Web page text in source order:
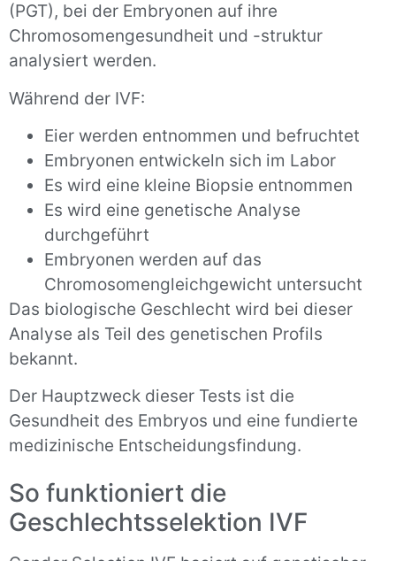
(PGT), bei der Embryonen auf ihre
Chromosomengesundheit und -struktur
analysiert werden.
Während der IVF:
Eier werden entnommen und befruchtet
Embryonen entwickeln sich im Labor
Es wird eine kleine Biopsie entnommen
Es wird eine genetische Analyse
durchgeführt
Embryonen werden auf das
Chromosomengleichgewicht untersucht
Das biologische Geschlecht wird bei dieser
Analyse als Teil des genetischen Profils
bekannt.
Der Hauptzweck dieser Tests ist die
Gesundheit des Embryos und eine fundierte
medizinische Entscheidungsfindung.
So funktioniert die
Geschlechtsselektion IVF